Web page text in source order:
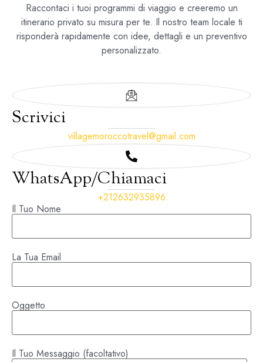
Raccontaci i tuoi programmi di viaggio e creeremo un
itinerario privato su misura per te. Il nostro team locale ti
risponderà rapidamente con idee, dettagli e un preventivo
personalizzato.
Scrivici
villagemoroccotravel@gmail.com
WhatsApp/Chiamaci
+212632935896
Il Tuo Nome
La Tua Email
Oggetto
Il Tuo Messaggio (facoltativo)